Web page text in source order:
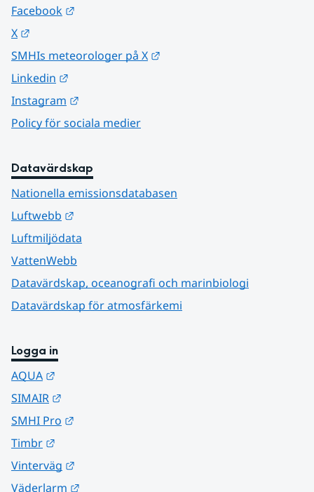
Facebook
X
SMHIs meteorologer på X
Linkedin
Instagram
Policy för sociala medier
Datavärdskap
Nationella emissionsdatabasen
Luftwebb
Luftmiljödata
VattenWebb
Datavärdskap, oceanografi och marinbiologi
Datavärdskap för atmosfärkemi
Logga in
AQUA
SIMAIR
SMHI Pro
Timbr
Vinterväg
Väderlarm